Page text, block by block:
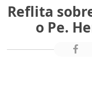
Reflita
o Pe.